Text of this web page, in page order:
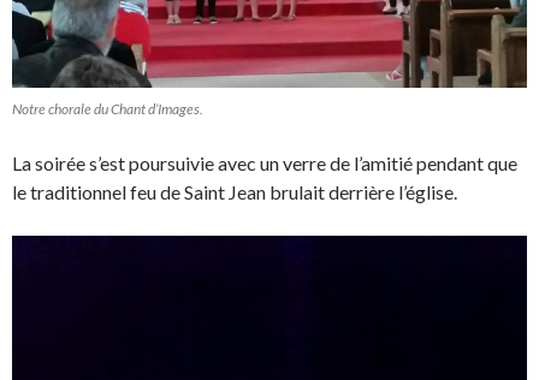
Notre chorale du Chant d’Images.
La soirée s’est poursuivie avec un verre de l’amitié pendant que
le traditionnel feu de Saint Jean brulait derrière l’église.